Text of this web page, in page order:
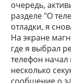
очередь,
разделе "О
отладки, я
На экране
где я выбрал
телефон начал
несколько